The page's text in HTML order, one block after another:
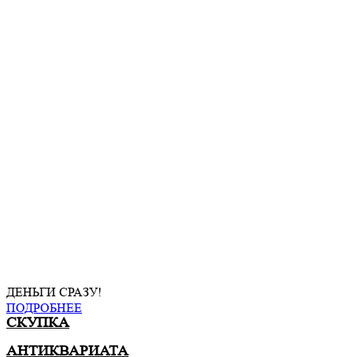
ДЕНЬГИ СРАЗУ!
ПОДРОБНЕЕ
СКУПКА
АНТИКВАРИАТА